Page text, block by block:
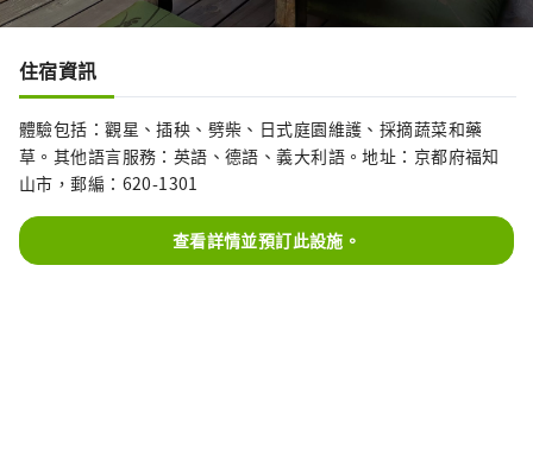
住宿資訊
體驗包括：觀星、插秧、劈柴、日式庭園維護、採摘蔬菜和藥
草。其他語言服務：英語、德語、義大利語。地址：京都府福知
山市，郵編：620-1301
查看詳情並預訂此設施。